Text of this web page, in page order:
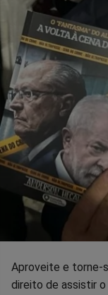
Aproveite e torne-
direito de assistir o